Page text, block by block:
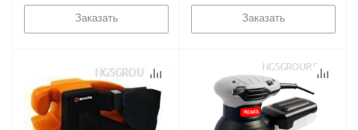
Заказать Заказать